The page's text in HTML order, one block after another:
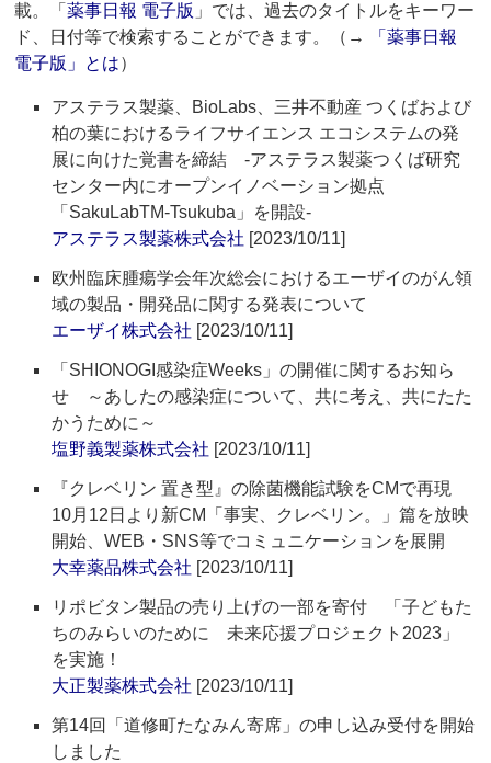
載。「薬事日報 電子版 」では、過去のタイトルをキーワー
ド、日付等で検索することができます。（→
「薬事日報
電子版」とは）
アステラス製薬、BioLabs、三井不動産 つくばおよび
柏の葉におけるライフサイエンス エコシステムの発
展に向けた覚書を締結 ‐アステラス製薬つくば研究
センター内にオープンイノベーション拠点
「SakuLabTM‐Tsukuba」を開設‐
アステラス製薬株式会社 [2023/10/11]
欧州臨床腫瘍学会年次総会におけるエーザイのがん領
域の製品・開発品に関する発表について
エーザイ株式会社 [2023/10/11]
「SHIONOGI感染症Weeks」の開催に関するお知ら
せ ～あしたの感染症について、共に考え、共にたた
かうために～
塩野義製薬株式会社 [2023/10/11]
『クレベリン 置き型』の除菌機能試験をCMで再現
10月12日より新CM「事実、クレベリン。」篇を放映
開始、WEB・SNS等でコミュニケーションを展開
大幸薬品株式会社 [2023/10/11]
リポビタン製品の売り上げの一部を寄付 「子どもた
ちのみらいのために 未来応援プロジェクト2023」
を実施！
大正製薬株式会社 [2023/10/11]
第14回「道修町たなみん寄席」の申し込み受付を開始
しました